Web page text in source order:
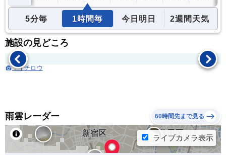
5分毎 1時間毎 今日明日 2週間天気
施設の見どころ
：イチロウ
雨雲レーダー 60時間先まで見る